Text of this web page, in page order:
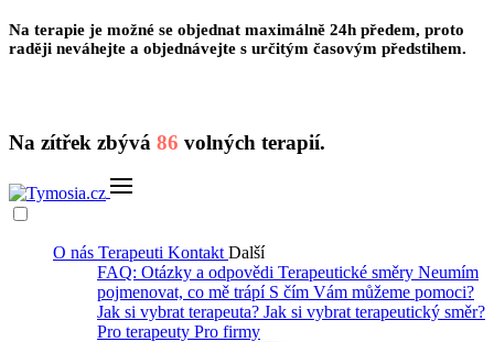
Na terapie je možné se objednat maximálně 24h předem, proto
raději neváhejte a objednávejte s určitým časovým předstihem.
Na zítřek zbývá 86 volných terapií.
O nás Terapeuti Kontakt Další
FAQ: Otázky a odpovědi Terapeutické směry Neumím
pojmenovat, co mě trápí S čím Vám můžeme pomoci?
Jak si vybrat terapeuta? Jak si vybrat terapeutický směr?
Pro terapeuty Pro firmy